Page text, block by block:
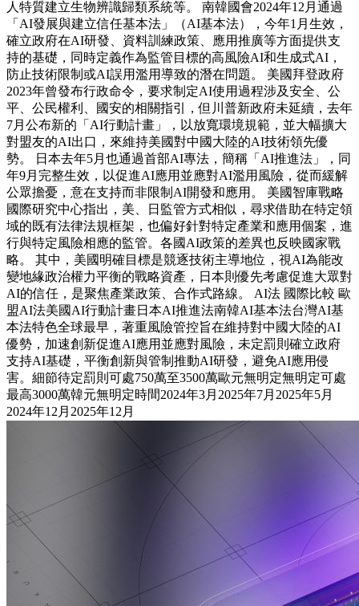
人特質建立生物辨識歸類系統等。 南韓國會2024年12月通過
「AI發展與建立信任基本法」（AI基本法），今年1月生效，
確立政府在AI研發、資料訓練政策、應用推廣等方面提供支
持的基礎，同時定義作為監管目標的高風險AI和生成式AI，
防止技術限制或AI誤用濫用導致的潛在問題。 美國拜登政府
2023年曾發布行政命令，要求制定AI使用過程涉及安全、公
平、公民權利、國安的相關指引，但川普新政府未延續，去年
7月公布新的「AI行動計畫」，以放寬環境規範，並大幅擴大
對盟友的AI出口，來維持美國對中國大陸的AI技術領先優
勢。 日本去年5月也通過首部AI專法，簡稱「AI推進法」，同
年9月完整生效，以促進AI應用並應對AI濫用風險，從而緩解
公眾擔憂，意在支持而非限制AI開發和應用。 美國智庫戰略
國際研究中心指出，美、日監管方式相似，尋求借助在特定領
域的既有法律法規框架，也偏好針對特定產業和應用個案，進
行與特定風險相應的監管。各國AI政策的差異也反映國家戰
略。 其中，美國明確目標是競逐技術主導地位，視AI為能改
變地緣政治權力平衡的戰略資產，日本則優先考慮促進大眾對
AI的信任，是聚焦產業政策、合作式路線。 AI法 國際比較 歐
盟AI法美國AI行動計畫日本AI推進法南韓AI基本法台灣AI基
本法特色全球最早，著重風險管控旨在維持對中國大陸的AI
優勢，加速創新促進AI應用並應對風險，未定罰則確立政府
支持AI基礎，平衡創新與管制推動AI研發，避免AI應用侵
害。細節待定罰則可處750萬至3500萬歐元無明定無明定可處
最高3000萬韓元無明定時間2024年3月2025年7月2025年5月
2024年12月2025年12月